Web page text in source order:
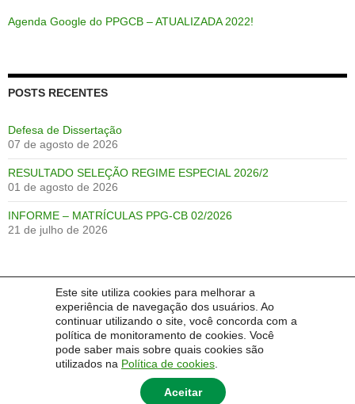
Este site utiliza cookies para melhorar a
experiência de navegação dos usuários. Ao
continuar utilizando o site, você concorda com a
política de monitoramento de cookies. Você
pode saber mais sobre quais cookies são
utilizados na Política de cookies
Aceitar
Agenda Google do PPGCB – ATUALIZADA 2022!
POSTS RECENTES
Defesa de Dissertação
07 de agosto de 2026
RESULTADO SELEÇÃO REGIME ESPECIAL 2026/2
01 de agosto de 2026
INFORME – MATRÍCULAS PPG-CB 02/2026
21 de julho de 2026
Português English Español